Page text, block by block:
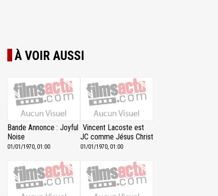
À VOIR AUSSI
Bande Annonce : Joyful
Noise
01/01/1970, 01:00
Vincent Lacoste est
JC comme Jésus Christ
01/01/1970, 01:00